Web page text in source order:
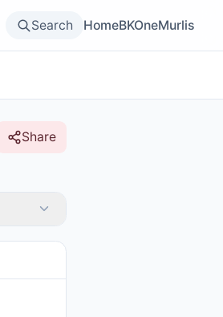
Search HomeBKOneMurlis
Share